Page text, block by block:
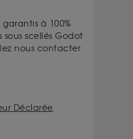
à 100%
scellés Godot
nous contacter
Déclarée